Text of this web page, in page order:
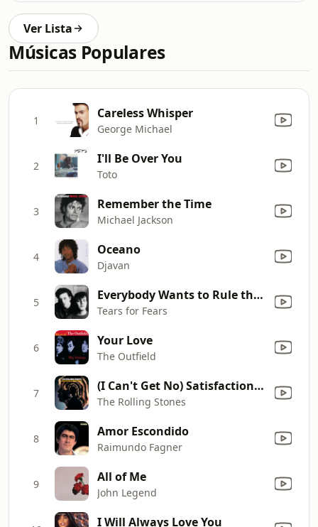
Ver Lista
Músicas Populares
1 Careless Whisper
George Michael
2 I'll Be Over You
Toto
3 Remember the Time
Michael Jackson
4 Oceano
Djavan
5 Everybody Wants to Rule the World
Tears for Fears
6 Your Love
The Outfield
7 (I Can't Get No) Satisfaction (Mono)
The Rolling Stones
8 Amor Escondido
Raimundo Fagner
9 All of Me
John Legend
I Will Always Love You